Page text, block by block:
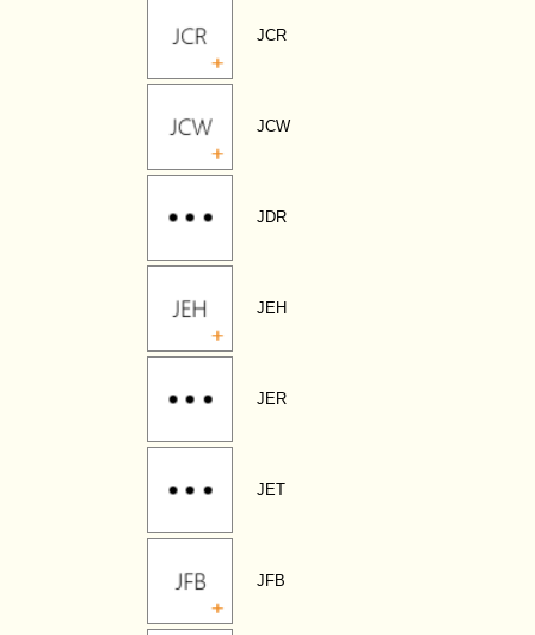
JCR
JCW
JDR
JEH
JER
JET
JFB